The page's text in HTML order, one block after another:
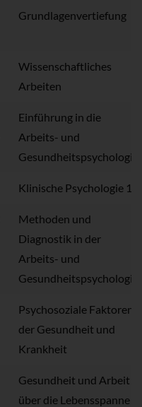
Grundlagenvertiefung
Wissenschaftliches
Arbeiten
Einführung in die
Arbeits- und
Gesundheitspsychologie
Klinische Psychologie 1
Methoden und
Diagnostik in der
Arbeits- und
Gesundheitspsychologie
Psychosoziale Faktoren
der Gesundheit und
Krankheit
Gesundheit und Arbeit
über die Lebensspanne